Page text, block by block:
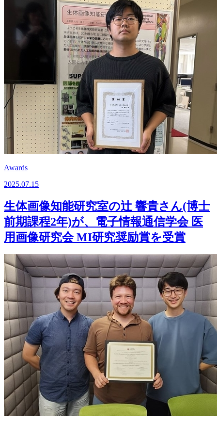
Awards
2025.07.15
生体画像知能研究室の辻 響貴さん(博士
前期課程2年)が、電子情報通信学会 医
用画像研究会 MI研究奨励賞を受賞